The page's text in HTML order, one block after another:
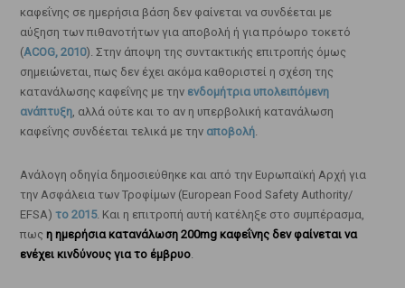
καφεΐνης σε ημερήσια βάση δεν φαίνεται να συνδέεται με
αύξηση των πιθανοτήτων για αποβολή ή για πρόωρο τοκετό
(ACOG, 2010). Στην άποψη της συντακτικής επιτροπής όμως
σημειώνεται, πως δεν έχει ακόμα καθοριστεί η σχέση της
κατανάλωσης καφεΐνης με την ενδομήτρια υπολειπόμενη
ανάπτυξη, αλλά ούτε και το αν η υπερβολική κατανάλωση
καφεΐνης συνδέεται τελικά με την αποβολή.
Ανάλογη οδηγία δημοσιεύθηκε και από την Ευρωπαϊκή Αρχή για
την Ασφάλεια των Τροφίμων (European Food Safety Authority/
EFSA) το 2015. Και η επιτροπή αυτή κατέληξε στο συμπέρασμα,
πως η ημερήσια κατανάλωση 200mg καφεΐνης δεν φαίνεται να
ενέχει κινδύνους για το έμβρυο.